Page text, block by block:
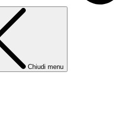
Chiudi menu